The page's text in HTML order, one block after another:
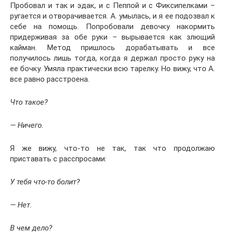
Пробовал и так и эдак, и с Пеппой и с Фиксипелками –
ругается и отворачивается. А. умылась, и я ее подозвал к
себе на помощь. Попробовали девочку накормить
придерживая за обе руки – вырывается как злющий
кайман. Метод пришлось дорабатывать и все
получилось лишь тогда, когда я держал просто руку на
ее бочку. Умяла практически всю тарелку. Но вижу, что А.
все равно расстроена.
Что такое?
— Ничего.
Я же вижу, что-то не так, так что продолжаю
приставать с расспросами:
У тебя что-то болит?
— Нет.
В чем дело?